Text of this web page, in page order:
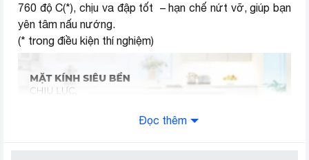
760 độ C(*), chịu va đập tốt – hạn chế nứt vỡ, giúp bạn
yên tâm nấu nướng.
(* trong điều kiện thí nghiệm)
Đọc thêm